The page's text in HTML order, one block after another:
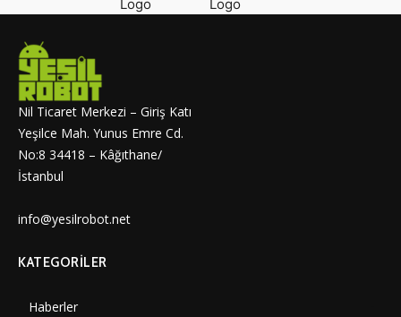
Nil Ticaret Merkezi – Giriş Katı
Yeşilce Mah. Yunus Emre Cd.
No:8 34418 – Kâğıthane/
İstanbul
info@yesilrobot.net
KATEGORILER
Haberler